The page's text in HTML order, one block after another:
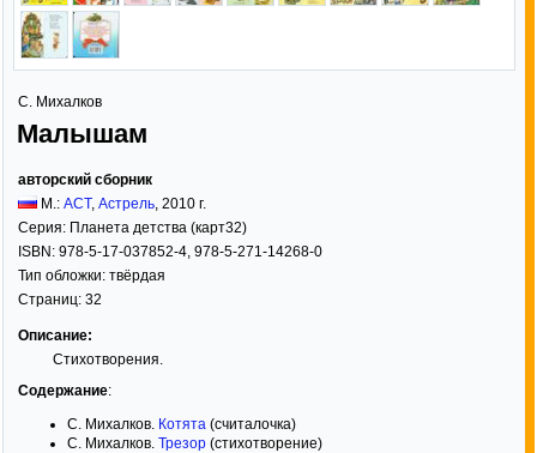
С. Михалков
Малышам
авторский сборник
М.: АСТ, Астрель, 2010 г.
Серия: Планета детства (карт32)
ISBN: 978-5-17-037852-4, 978-5-271-14268-0
Тип обложки: твёрдая
Страниц: 32
Описание:
Стихотворения.
Содержание:
С. Михалков. Котята (считалочка)
С. Михалков. Трезор (стихотворение)